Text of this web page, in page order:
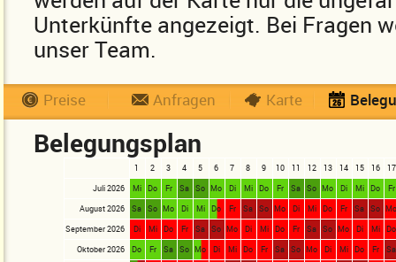
Unterkünfte angezeigt. Bei Fragen
unser Team.
Preise Anfragen Karte
Belegungsplan
1 2 3 4 5 6 7 8 9 10 11 12 13 14 15 16
17
Juli 2026
Mi Do Fr Sa So Mo Di Mi Do Fr Sa So Mo Di Mi Do
Fr
August 2026
Sa So Mo Di Mi Do Fr Sa So Mo Di Mi Do Fr Sa So
September 2026
Di Mi Do Fr Sa So Mo Di Mi Do Fr Sa So Mo Di Mi Do
Oktober 2026
Do Fr Sa So Mo Di Mi Do Fr Sa So Mo Di Mi Do Fr
Sa